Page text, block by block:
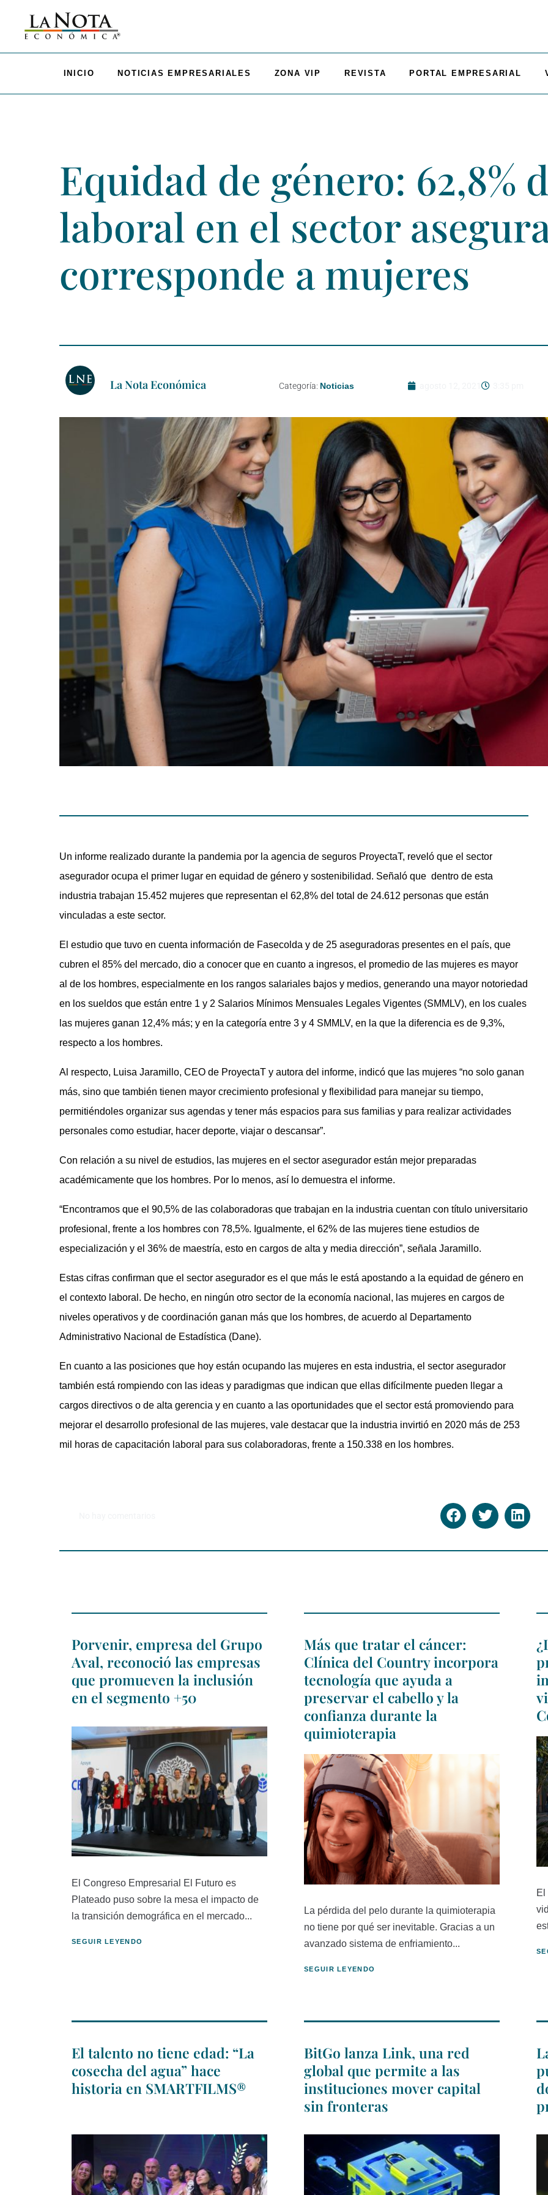
INICIO NOTICIAS EMPRESARIALES ZONA VIP REVISTA PORTAL EMPRESARIAL
Equidad de género: 62,8%
laboral en el sector
corresponde a mujeres
La Nota Económica Categoría: Noticias
Un informe realizado durante la pandemia por la agencia de seguros ProyectaT, reveló que el sector
asegurador ocupa el primer lugar en equidad de género y sostenibilidad. Señaló que dentro de esta
industria trabajan 15.452 mujeres que representan el 62,8% del total de 24.612 personas que están
vinculadas a este sector.
El estudio que tuvo en cuenta información de Fasecolda y de 25 aseguradoras presentes en el país, que
cubren el 85% del mercado, dio a conocer que en cuanto a ingresos, el promedio de las mujeres es mayor
al de los hombres, especialmente en los rangos salariales bajos y medios, generando una mayor notoriedad
en los sueldos que están entre 1 y 2 Salarios Mínimos Mensuales Legales Vigentes (SMMLV), en los cuales
las mujeres ganan 12,4% más; y en la categoría entre 3 y 4 SMMLV, en la que la diferencia es de 9,3%,
respecto a los hombres.
Al respecto, Luisa Jaramillo, CEO de ProyectaT y autora del informe, indicó que las mujeres “no solo ganan
más, sino que también tienen mayor crecimiento profesional y flexibilidad para manejar su tiempo,
permitiéndoles organizar sus agendas y tener más espacios para sus familias y para realizar actividades
personales como estudiar, hacer deporte, viajar o descansar”.
Con relación a su nivel de estudios, las mujeres en el sector asegurador están mejor preparadas
académicamente que los hombres. Por lo menos, así lo demuestra el informe.
“Encontramos que el 90,5% de las colaboradoras que trabajan en la industria cuentan con título universitario
profesional, frente a los hombres con 78,5%. Igualmente, el 62% de las mujeres tiene estudios de
especialización y el 36% de maestría, esto en cargos de alta y media dirección”, señala Jaramillo.
Estas cifras confirman que el sector asegurador es el que más le está apostando a la equidad de género en
el contexto laboral. De hecho, en ningún otro sector de la economía nacional, las mujeres en cargos de
niveles operativos y de coordinación ganan más que los hombres, de acuerdo al Departamento
Administrativo Nacional de Estadística (Dane).
En cuanto a las posiciones que hoy están ocupando las mujeres en esta industria, el sector asegurador
también está rompiendo con las ideas y paradigmas que indican que ellas difícilmente pueden llegar a
cargos directivos o de alta gerencia y en cuanto a las oportunidades que el sector está promoviendo para
mejorar el desarrollo profesional de las mujeres, vale destacar que la industria invirtió en 2020 más de 253
mil horas de capacitación laboral para sus colaboradoras, frente a 150.338 en los hombres.
Porvenir, empresa del Grupo
Aval, reconoció las empresas
que promueven la inclusión
en el segmento +50
El Congreso Empresarial El Futuro es
Plateado puso sobre la mesa el impacto de
la transición demográfica en el mercado...
SEGUIR LEYENDO
Más que tratar el cáncer:
Clínica del Country incorpora
tecnología que ayuda a
preservar el cabello y la
confianza durante la
quimioterapia
La pérdida del pelo durante la quimioterapia
no tiene por qué ser inevitable. Gracias a un
avanzado sistema de enfriamiento...
SEGUIR LEYENDO
El
El talento no tiene edad: “La
cosecha del agua” hace
historia en SMARTFILMS®
BitGo lanza Link, una red
global que permite a las
instituciones mover capital
sin fronteras